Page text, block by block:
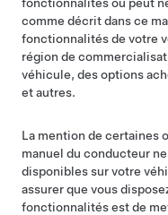
comme décrit dans ce
fonctionnalités de votre
région de
véhicule, des options
et autres.
La mention de certaines
manuel du conducteur
disponibles sur votre
assurer que vous
fonctionnalités est de